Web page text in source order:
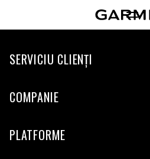
SERVICIU CLIENŢI
COMPANIE
PLATFORME